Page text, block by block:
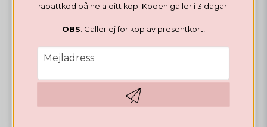
rabattkod på hela ditt köp. Koden gäller i 3 dagar.
OBS . Gäller ej för köp av presentkort!
email
Mejladress